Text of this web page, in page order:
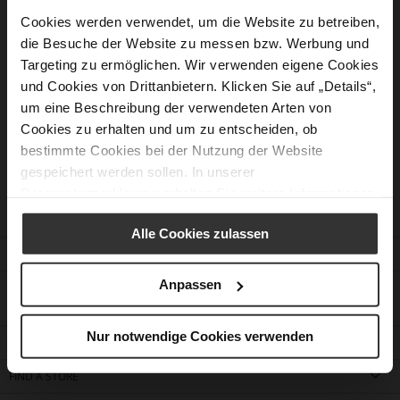
Cookies werden verwendet, um die Website zu betreiben,
die Besuche der Website zu messen bzw. Werbung und
Targeting zu ermöglichen. Wir verwenden eigene Cookies
und Cookies von Drittanbietern. Klicken Sie auf „Details“,
um eine Beschreibung der verwendeten Arten von
Cookies zu erhalten und um zu entscheiden, ob
bestimmte Cookies bei der Nutzung der Website
gespeichert werden sollen. In unserer
Alle Cookies zulassen
Anpassen
Nur notwendige Cookies verwenden
New Customers
Creating an account has many benefits: check out faster, keep
more than one address, track orders and more.
Create an Account
CUSTOMER SERVICE
CONTACT
FIND A STORE